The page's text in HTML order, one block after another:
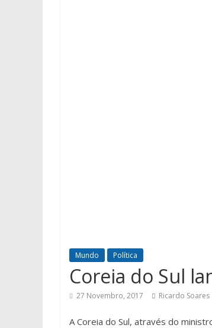
Mundo Política
Coreia do Sul
27 Novembro, 2017 Ricardo Soares
A Coreia do Sul, através do